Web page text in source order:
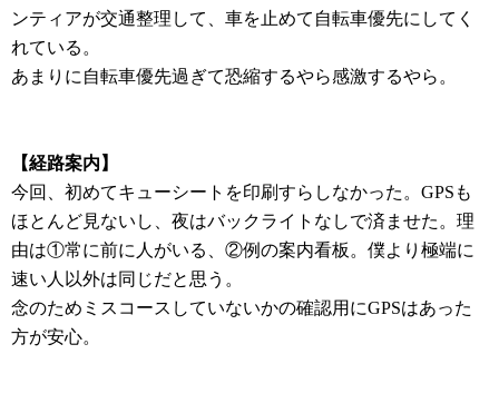
ンティアが交通整理して、車を止めて自転車優先にしてく
れている。
あまりに自転車優先過ぎて恐縮するやら感激するやら。
【経路案内】
今回、初めてキューシートを印刷すらしなかった。GPSも
ほとんど見ないし、夜はバックライトなしで済ませた。理
由は①常に前に人がいる、②例の案内看板。僕より極端に
速い人以外は同じだと思う。
念のためミスコースしていないかの確認用にGPSはあった
方が安心。